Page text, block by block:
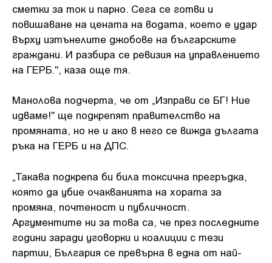
сметки за ток и парно. Сега се готви и
повишаване на цената на водата, което е удар
върху изтънелите джобове на българските
граждани. И разбира се ревизия на управлението
на ГЕРБ.", каза още тя.
Манолова подчерта, че от „Изправи се БГ! Ние
идваме!" ще подкрепят правителство на
промяната, но не и ако в него се вижда дългата
ръка на ГЕРБ и на ДПС.
„Такава подкрепа би била токсична прегръдка,
която да убие очакванията на хората за
промяна, почтеност и публичност.
Аргументите ни за това са, че през последните
години заради уговорки и коалиции с тези
партии, България се превърна в една от най-